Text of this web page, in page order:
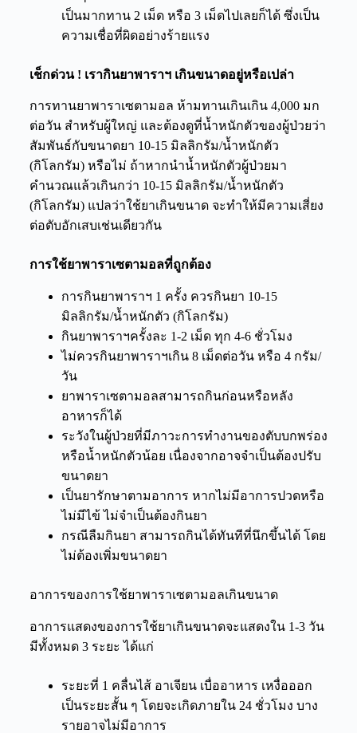
เป็นมากทาน 2 เม็ด หรือ 3 เม็ดไปเลยก็ได้ ซึ่งเป็น
ความเชื่อที่ผิดอย่างร้ายแรง
เช็กด่วน ! เรากินยาพาราฯ เกินขนาดอยู่หรือเปล่า
การทานยาพาราเซตามอล ห้ามทานเกินเกิน 4,000 มก
ต่อวัน สำหรับผู้ใหญ่ และต้องดูที่น้ำหนักตัวของผู้ป่วยว่า
สัมพันธ์กับขนาดยา 10-15 มิลลิกรัม/น้ำหนักตัว
(กิโลกรัม) หรือไม่ ถ้าหากนำน้ำหนักตัวผู้ป่วยมา
คำนวณแล้วเกินกว่า 10-15 มิลลิกรัม/น้ำหนักตัว
(กิโลกรัม) แปลว่าใช้ยาเกินขนาด จะทำให้มีความเสี่ยง
ต่อตับอักเสบเช่นเดียวกัน
การใช้ยาพาราเซตามอลที่ถูกต้อง
การกินยาพาราฯ 1 ครั้ง ควรกินยา 10-15
มิลลิกรัม/น้ำหนักตัว (กิโลกรัม)
กินยาพาราฯครั้งละ 1-2 เม็ด ทุก 4-6 ชั่วโมง
ไม่ควรกินยาพาราฯเกิน 8 เม็ดต่อวัน หรือ 4 กรัม/
วัน
ยาพาราเซตามอลสามารถกินก่อนหรือหลัง
อาหารก็ได้
ระวังในผู้ป่วยที่มีภาวะการทำงานของตับบกพร่อง
หรือน้ำหนักตัวน้อย เนื่องจากอาจจำเป็นต้องปรับ
ขนาดยา
เป็นยารักษาตามอาการ หากไม่มีอาการปวดหรือ
ไม่มีไข้ ไม่จำเป็นต้องกินยา
กรณีลืมกินยา สามารถกินได้ทันทีที่นึกขึ้นได้ โดย
ไม่ต้องเพิ่มขนาดยา
อาการของการใช้ยาพาราเซตามอลเกินขนาด
อาการแสดงของการใช้ยาเกินขนาดจะแสดงใน 1-3 วัน
มีทั้งหมด 3 ระยะ ได้แก่
ระยะที่ 1 คลื่นไส้ อาเจียน เบื่ออาหาร เหงื่อออก
เป็นระยะสั้น ๆ โดยจะเกิดภายใน 24 ชั่วโมง บาง
รายอาจไม่มีอาการ